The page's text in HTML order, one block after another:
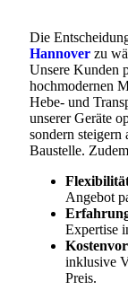
Die
Hannover zu
Unsere Kunden
hochmodernen
Hebe- und
unserer Geräte
sondern
Baustelle.
Angebot
Expertise
inklusive
Preis.